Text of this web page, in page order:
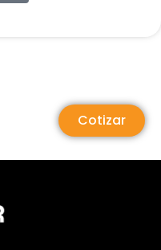
Cotizar